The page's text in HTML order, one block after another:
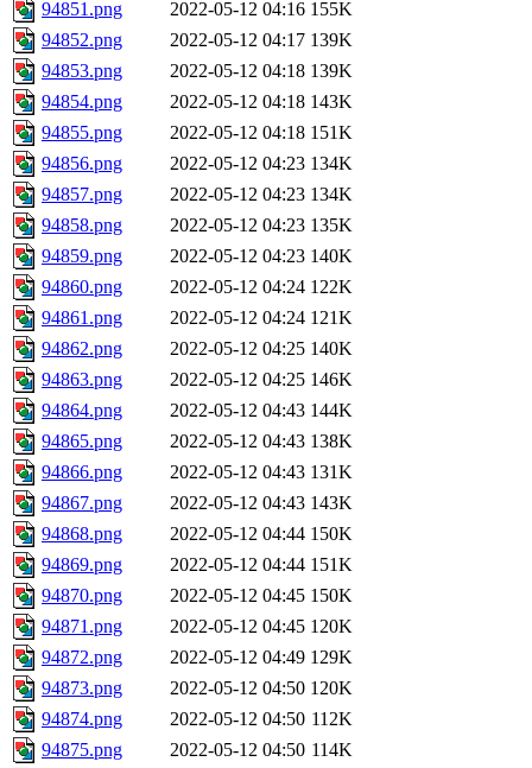
94851.png 2022-05-12 04:16 155K
94852.png
2022-05-12 04:17 139K
94853.png
2022-05-12 04:18 139K
94854.png
2022-05-12 04:18 143K
94855.png
2022-05-12 04:18 151K
94856.png
2022-05-12 04:23 134K
94857.png
2022-05-12 04:23 134K
94858.png
2022-05-12 04:23 135K
94859.png
2022-05-12 04:23 140K
94860.png
2022-05-12 04:24 122K
94861.png
2022-05-12 04:24 121K
94862.png
2022-05-12 04:25 140K
94863.png
2022-05-12 04:25 146K
94864.png
2022-05-12 04:43 144K
94865.png
2022-05-12 04:43 138K
94866.png
2022-05-12 04:43 131K
94867.png
2022-05-12 04:43 143K
94868.png
2022-05-12 04:44 150K
94869.png
2022-05-12 04:44 151K
94870.png
2022-05-12 04:45 150K
94871.png
2022-05-12 04:45 120K
94872.png
2022-05-12 04:49 129K
94873.png
2022-05-12 04:50 120K
94874.png
2022-05-12 04:50 112K
94875.png
2022-05-12 04:50 114K